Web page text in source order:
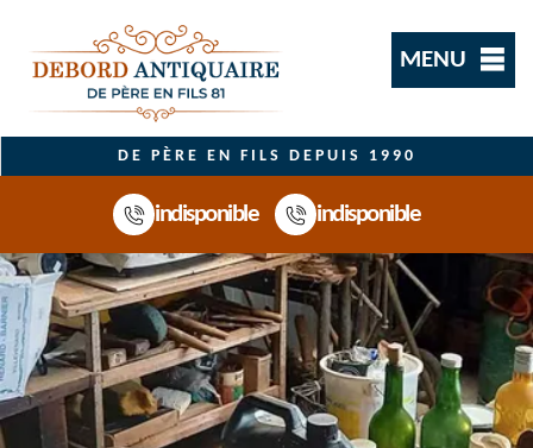
MENU
DE PÈRE EN FILS DEPUIS 1990
indisponible indisponible